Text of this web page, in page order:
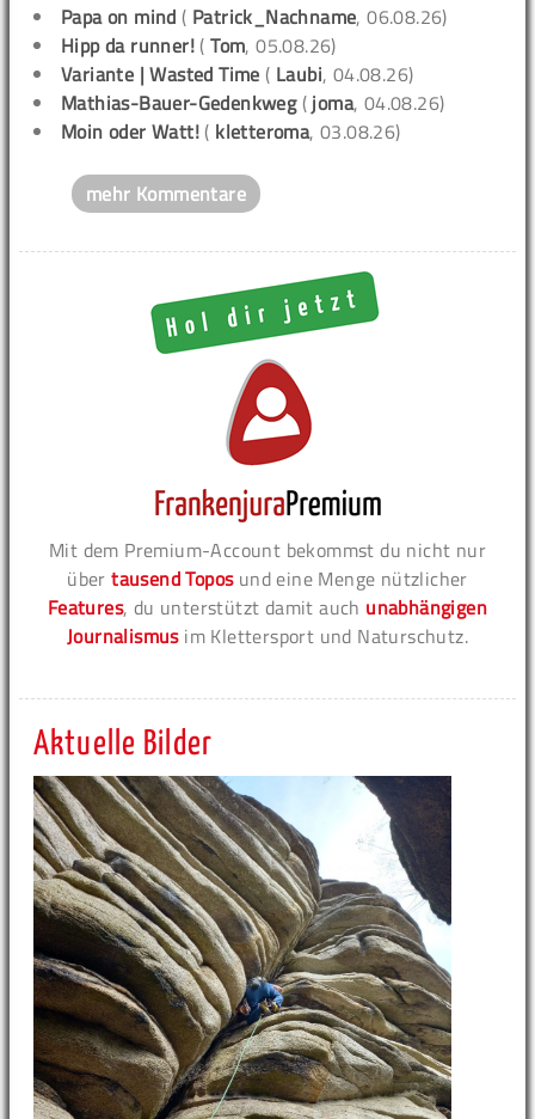
Papa on mind ( Patrick_Nachname, 06.08.26)
Hipp da runner! (Tom, 05.08.26)
Variante | Wasted Time ( Laubi, 04.08.26)
Mathias-Bauer-Gedenkweg( joma, 04.08.26)
Moin oder Watt! ( kletteroma, 03.08.26)
mehr Kommentare
Mit dem Premium-Account bekommst du nicht nur
übertausend Toposund eine Menge nützlicher
Features, du unterstützt damit auch unabhängigen
Journalismusim Klettersport und Naturschutz.
Aktuelle Bilder